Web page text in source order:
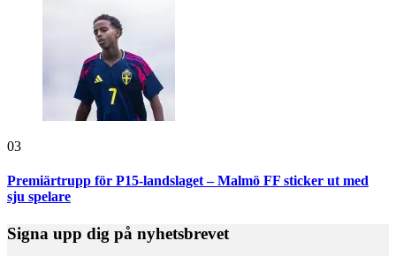
03
Premiärtrupp för P15-landslaget – Malmö FF sticker ut med
sju spelare
Signa upp dig på nyhetsbrevet